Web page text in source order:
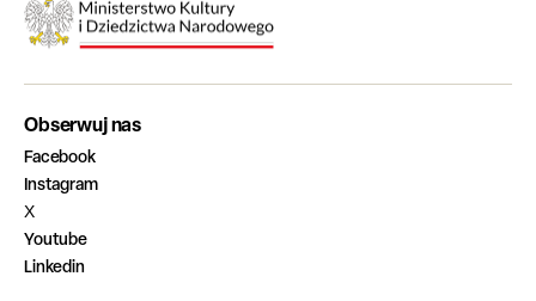
Obserwuj nas
Facebook
Instagram
X
Youtube
Linkedin